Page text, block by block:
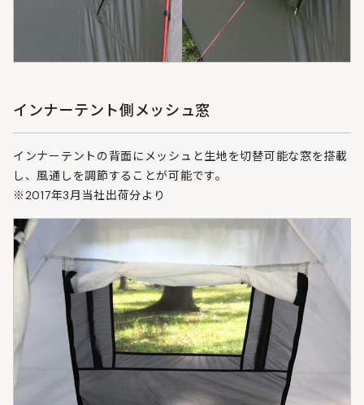
インナーテント側メッシュ窓
インナーテントの背面にメッシュと生地を切替可能な窓を搭載
し、風通しを調節することが可能です。
※2017年3月当社出荷分より